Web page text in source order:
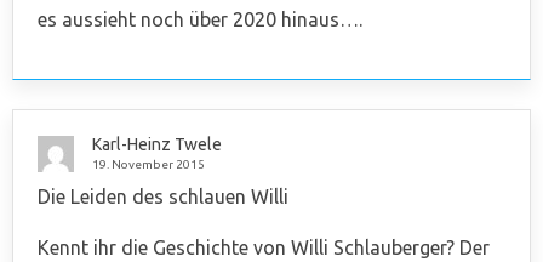
es aussieht noch über 2020 hinaus….
Karl-Heinz Twele
19. November 2015
Die Leiden des schlauen Willi
Kennt ihr die Geschichte von Willi Schlauberger? Der